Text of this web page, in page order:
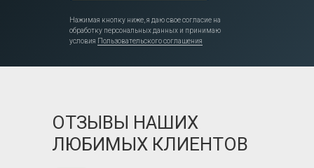
Нажимая кнопку ниже, я даю свое согласие на
обработку персональных данных и принимаю
условия Пользовательского соглашения
ОТЗЫВЫ НАШИХ
ЛЮБИМЫХ КЛИЕНТОВ